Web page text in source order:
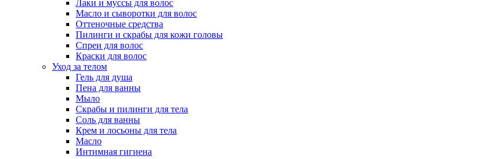
Лаки и муссы для волос
Масло и сыворотки для волос
Оттеночные средства
Пилинги и скрабы для кожи головы
Спреи для волос
Краски для волос
Уход за телом
Гель для душа
Пена для ванны
Мыло
Скрабы и пилинги для тела
Соль для ванны
Крем и лосьоны для тела
Масло
Интимная гигиена